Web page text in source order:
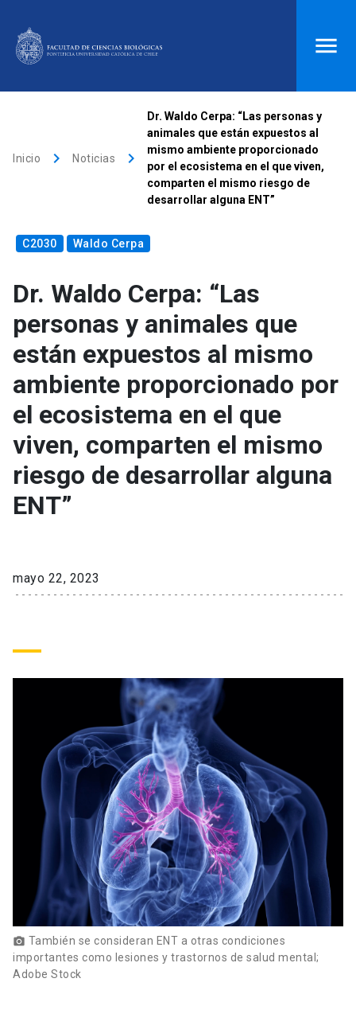
Donaciones launch
Correo launch
search
Direcciones
Consejo de Facultad
Secretaría Académica
Investigación
Dirección Investigación
Grupos de Investigación
Institutos y Centros
Redes Internacionales
keyboard_arrow_down
Pregrado
Postgrado
Publicaciones
Contacto
Inicio keyboard_arrow_right Noticias keyboard_arrow_right
Dr. Waldo Cerpa: “Las personas y
animales que están expuestos al
mismo ambiente proporcionado
por el ecosistema en el que viven,
comparten el mismo riesgo de
desarrollar alguna ENT”
C2030 Waldo Cerpa
Dr. Waldo Cerpa: “Las
personas y animales que
están expuestos al mismo
ambiente proporcionado por
el ecosistema en el que
viven, comparten el mismo
riesgo de desarrollar alguna
ENT”
mayo 22, 2023
photo_camera También se consideran ENT a otras condiciones
importantes como lesiones y trastornos de salud mental;
Adobe Stock